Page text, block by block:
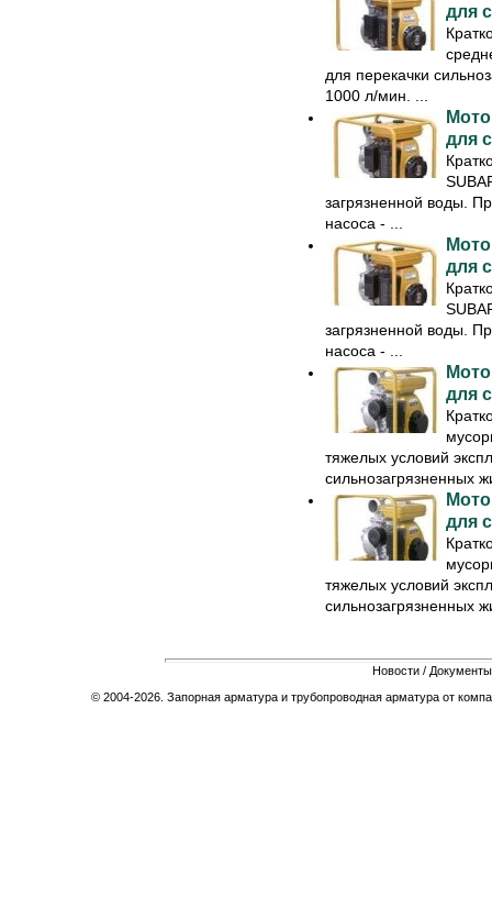
для
для перекачки
1000 л/мин. ...
для
загрязненной воды.
насоса - ...
для
загрязненной воды.
насоса - ...
для
тяжелых условий
сильнозагрязненных
для
тяжелых условий
сильнозагрязненных
Новости / Документы
© 2004-2026. Запорная арматура и трубопроводная арматура от